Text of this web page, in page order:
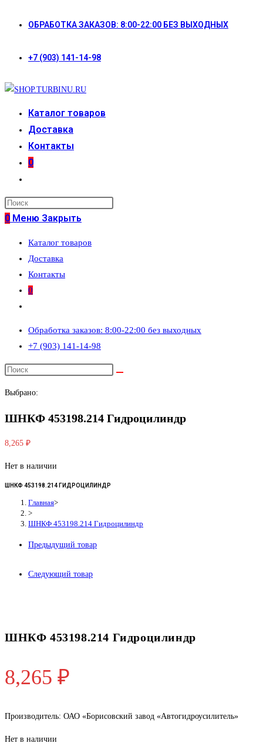
ОБРАБОТКА ЗАКАЗОВ: 8:00-22:00 БЕЗ ВЫХОДНЫХ
+7 (903) 141-14-98
Каталог товаров
Доставка
Контакты
0
поиск
по
сайту
0 Меню Закрыть
Каталог товаров
Доставка
Контакты
0
по
веб-
сайту
Обработка заказов: 8:00-22:00 без выходных
+7 (903) 141-14-98
Выбрано:
ШНКФ 453198.214 Гидроцилиндр
8,265 ₽
Нет в наличии
ШНКФ 453198.214 ГИДРОЦИЛИНДР
Главная>
>
ШНКФ 453198.214 Гидроцилиндр
Предыдущий товар
Следующий товар
ШНКФ 453198.214 Гидроцилиндр
8,265 ₽
Производитель: ОАО «Борисовский завод «Автогидроусилитель»
Нет в наличии